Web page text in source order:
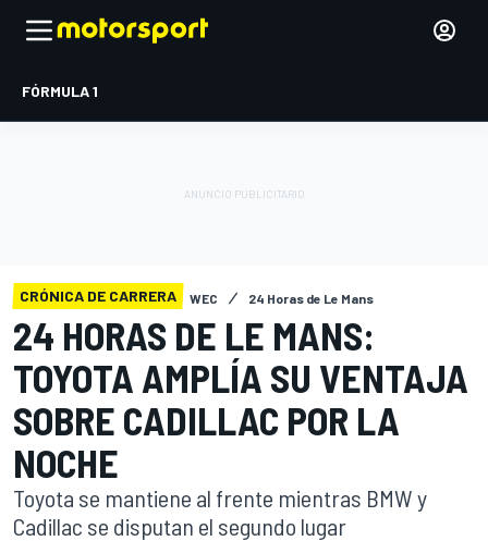
FÓRMULA 1
CRÓNICA DE CARRERA WEC 24 Horas de Le Mans
24 HORAS DE LE MANS:
TOYOTA AMPLÍA SU VENTAJA
SOBRE CADILLAC POR LA
NOCHE
Toyota se mantiene al frente mientras BMW y
Cadillac se disputan el segundo lugar